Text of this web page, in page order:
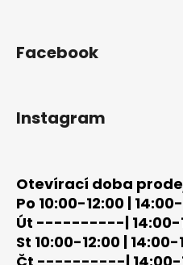
Facebook
Instagram
Otevírací doba
Po 10:00-12:00 |
Út ----------| 14:00-
St 10:00-12:00 | 14:00-